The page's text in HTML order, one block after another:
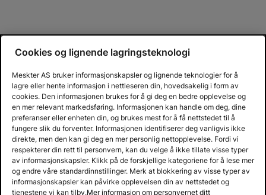
Cookies og lignende lagringsteknologi
Meskter AS bruker informasjonskapsler og lignende teknologier for å
lagre eller hente informasjon i nettleseren din, hovedsakelig i form av
cookies. Den informasjonen brukes for å gi deg en bedre opplevelse og
en mer relevant markedsføring. Informasjonen kan handle om deg, dine
preferanser eller enheten din, og brukes mest for å få nettstedet til å
fungere slik du forventer. Informasjonen identifiserer deg vanligvis ikke
direkte, men den kan gi deg en mer personlig nettopplevelse. Fordi vi
respekterer din rett til personvern, kan du velge å ikke tillate visse typer
av informasjonskapsler. Klikk på de forskjellige kategoriene for å lese mer
og endre våre standardinnstillinger. Merk at blokkering av visse typer av
informasjonskapsler kan påvirke opplevelsen din av nettstedet og
tjenestene vi kan tilby.Mer informasjon om personvernet ditt